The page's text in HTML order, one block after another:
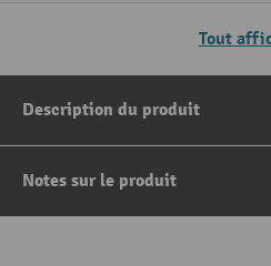
Tout
Description du produit
Notes sur le produit